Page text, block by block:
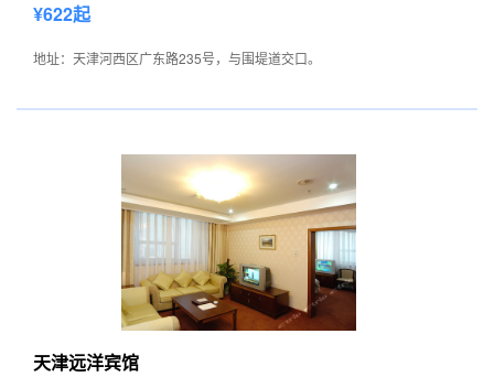
¥622起
地址：天津河西区广东路235号，与围堤道交口。
天津远洋宾馆